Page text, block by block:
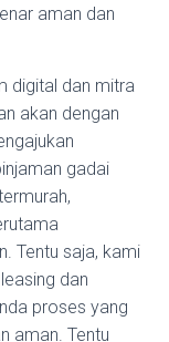
aman dan
digital dan mitra
akan dengan
gadai
Tentu saja, kami
dan
proses yang
aman. Tentu